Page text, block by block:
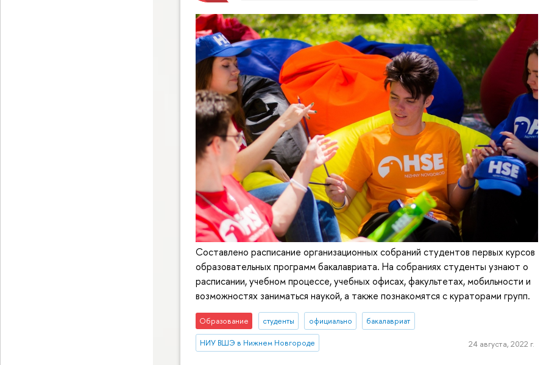
Составлено расписание организационных собраний студентов первых курсов
образовательных программ бакалавриата. На собраниях студенты узнают о
расписании, учебном процессе, учебных офисах, факультетах, мобильности и
возможностях заниматься наукой, а также познакомятся с кураторами групп.
Образование студенты официально бакалавриат
НИУ ВШЭ в Нижнем Новгороде 24 августа, 2022 г.